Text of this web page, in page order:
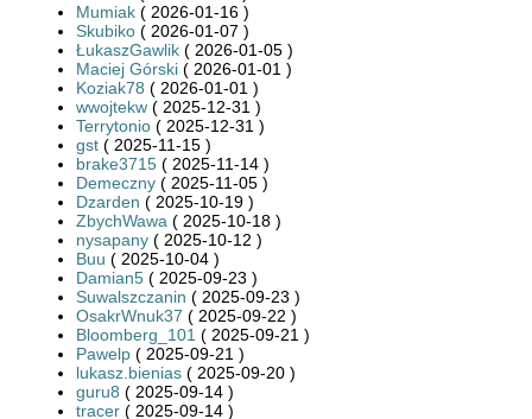
Mumiak ( 2026-01-16 )
Skubiko ( 2026-01-07 )
ŁukaszGawlik ( 2026-01-05 )
Maciej Górski ( 2026-01-01 )
Koziak78 ( 2026-01-01 )
wwojtekw ( 2025-12-31 )
Terrytonio ( 2025-12-31 )
gst ( 2025-11-15 )
brake3715 ( 2025-11-14 )
Demeczny ( 2025-11-05 )
Dzarden ( 2025-10-19 )
ZbychWawa ( 2025-10-18 )
nysapany ( 2025-10-12 )
Buu ( 2025-10-04 )
Damian5 ( 2025-09-23 )
Suwalszczanin ( 2025-09-23 )
OsakrWnuk37 ( 2025-09-22 )
Bloomberg_101 ( 2025-09-21 )
Pawelp ( 2025-09-21 )
lukasz.bienias ( 2025-09-20 )
guru8 ( 2025-09-14 )
tracer ( 2025-09-14 )